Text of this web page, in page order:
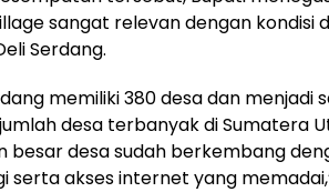
sangat relevan dengan kondisi
Serdang.
memiliki 380 desa dan menjadi
desa terbanyak di Sumatera
besar desa sudah berkembang
serta akses internet yang